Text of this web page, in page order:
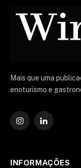
Mais que uma
enoturismo e
Instagram
O
INFORMAÇÕES